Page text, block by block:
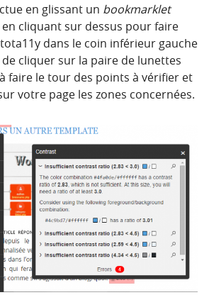
en glissant un bookmarklet
cliquant sur dessus pour faire
dans le coin inférieur gauche
cliquer sur la paire de lunettes
faire le tour des points à vérifier et
votre page les zones concernées.